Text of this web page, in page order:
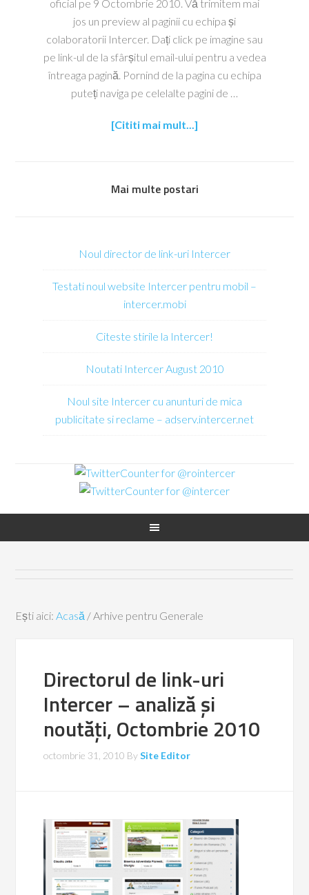
oficial pe 9 Octombrie 2010. Vă trimitem mai
jos un preview al paginii cu echipa și
colaboratorii Intercer. Dați click pe imagine sau
pe link-ul de la sfârșitul email-ului pentru a vedea
întreaga pagină. Pornind de la pagina cu echipa
puteți naviga pe celelalte pagini de …
[Cititi mai mult...]
Mai multe postari
Noul director de link-uri Intercer
Testati noul website Intercer pentru mobil –
intercer.mobi
Citeste stirile la Intercer!
Noutati Intercer August 2010
Noul site Intercer cu anunturi de mica
publicitate si reclame – adserv.intercer.net
Ești aici:Acasă /Arhive pentru Generale
Directorul de link-uri
Intercer – analiză și
noutăți, Octombrie 2010
octombrie 31, 2010 BySite Editor